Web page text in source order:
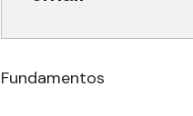
Fundamentos